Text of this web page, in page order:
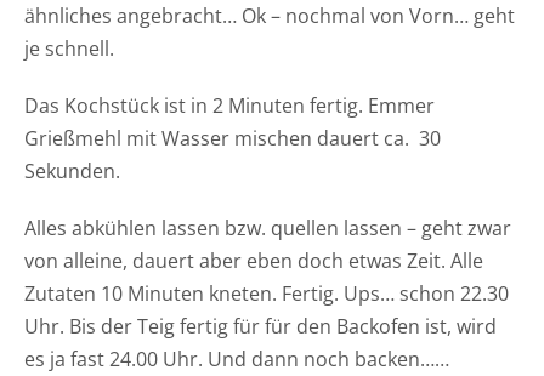
ähnliches angebracht… Ok – nochmal von Vorn… geht
je schnell.
Das Kochstück ist in 2 Minuten fertig. Emmer
Grießmehl mit Wasser mischen dauert ca. 30
Sekunden.
Alles abkühlen lassen bzw. quellen lassen – geht zwar
von alleine, dauert aber eben doch etwas Zeit. Alle
Zutaten 10 Minuten kneten. Fertig. Ups… schon 22.30
Uhr. Bis der Teig fertig für für den Backofen ist, wird
es ja fast 24.00 Uhr. Und dann noch backen……